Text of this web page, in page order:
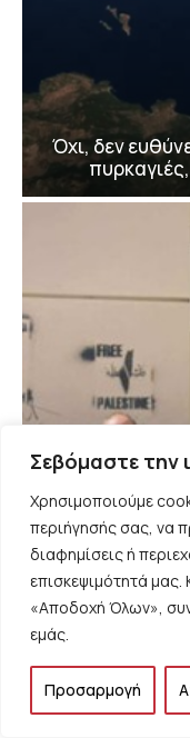
Σεβόμαστε την
Χρησιμοποιούμε
περιήγησής σας, να
διαφημίσεις ή
επισκεψιμότητά μας.
«Αποδοχή Όλων»,
εμάς.
Προσαρμογή
Όχι, δεν
Έχεις κάποια